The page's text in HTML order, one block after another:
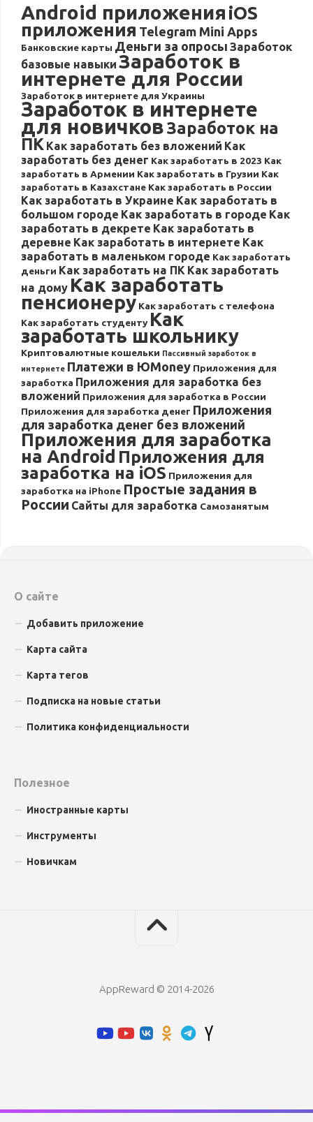
Android приложения iOS
приложения Telegram Mini Apps
Банковские карты Деньги за опросы Заработок
базовые навыки Заработок в
интернете для России
Заработок в интернете для Украины
Заработок в интернете
для новичковЗаработок на
ПК Как заработать без вложений Как
заработать без денег Как заработать в 2023 Как
заработать в Армении Как заработать в Грузии Как
заработать в Казахстане Как заработать в России
Как заработать в Украине Как заработать в
большом городе Как заработать в городе Как
заработать в декрете Как заработать в
деревне Как заработать в интернете Как
заработать в маленьком городе Как заработать
деньги Как заработать на ПК Как заработать
на дому Как заработать
пенсионеру Как заработать с телефона
Как заработать студенту Как
заработать школьнику
Криптовалютные кошельки Пассивный заработок в
интернете Платежи в ЮMoney Приложения для
заработка Приложения для заработка без
вложений Приложения для заработка в России
Приложения для заработка денег Приложения
для заработка денег без вложений
Приложения для заработка
на Android Приложения для
заработка на iOS Приложения для
заработка на iPhone Простые задания в
России Сайты для заработка Самозанятым
О сайте
Добавить приложение
Карта сайта
Карта тегов
Подписка на новые статьи
Политика конфиденциальности
Полезное
Иностранные карты
Инструменты
Новичкам
AppReward © 2014-2026